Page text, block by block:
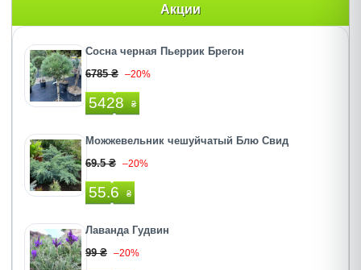
Акции
Сосна черная Пьеррик Брегон
6785 ₴ –20%
5428 ₴
Можжевельник чешуйчатый Блю Свид
69.5 ₴ –20%
55.6 ₴
Лаванда Гудвин
99 ₴ –20%